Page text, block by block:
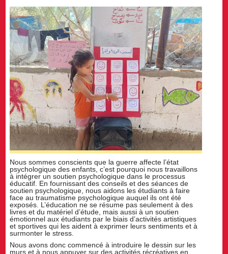
Nous sommes conscients que la guerre affecte l’état
psychologique des enfants, c’est pourquoi nous travaillons
à intégrer un soutien psychologique dans le processus
éducatif. En fournissant des conseils et des séances de
soutien psychologique, nous aidons les étudiants à faire
face au traumatisme psychologique auquel ils ont été
exposés. L’éducation ne se résume pas seulement à des
livres et du matériel d’étude, mais aussi à un soutien
émotionnel aux étudiants par le biais d’activités artistiques
et sportives qui les aident à exprimer leurs sentiments et à
surmonter le stress.
Nous avons donc commencé à introduire le dessin sur les
murs et à nous appuyer sur des activités récréatives en